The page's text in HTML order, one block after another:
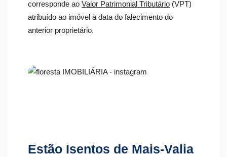
corresponde ao Valor Patrimonial Tributário (VPT)
atribuído ao imóvel à data do falecimento do
anterior proprietário.
Estão Isentos de Mais-Valia